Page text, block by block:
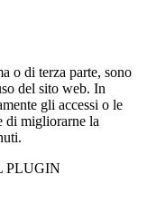
o di terza parte, sono
del sito web. In
gli accessi o le
di migliorarne la
PLUGIN